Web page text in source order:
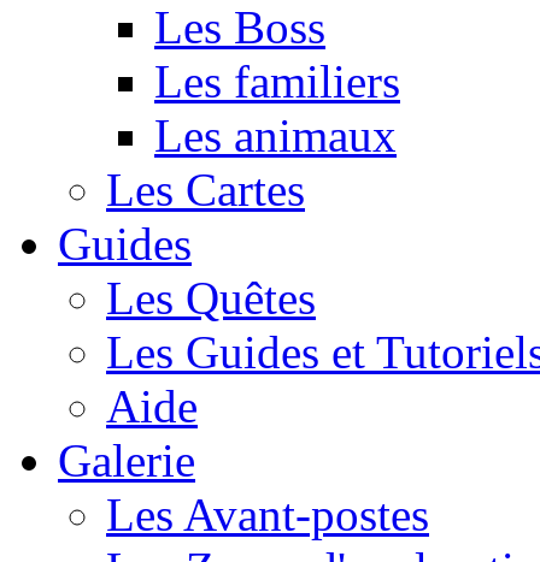
Les Boss
Les familiers
Les animaux
Les Cartes
Guides
Les Quêtes
Les Guides et
Aide
Galerie
Les Avant-postes